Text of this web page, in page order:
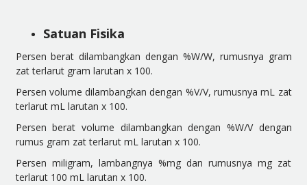
Satuan Fisika
Persen berat dilambangkan dengan %W/W, rumusnya gram
zat terlarut gram larutan x 100.
Persen volume dilambangkan dengan %V/V, rumusnya mL zat
terlarut mL larutan x 100.
Persen berat volume dilambangkan dengan %W/V dengan
rumus gram zat terlarut mL larutan x 100.
Persen miligram, lambangnya %mg dan rumusnya mg zat
terlarut 100 mL larutan x 100.